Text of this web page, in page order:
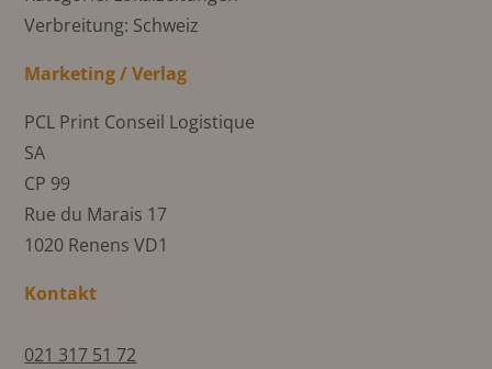
Verbreitung: Schweiz
Marketing / Verlag
PCL Print Conseil Logistique
SA
CP 99
Rue du Marais 17
1020 Renens VD1
Kontakt
021 317 51 72